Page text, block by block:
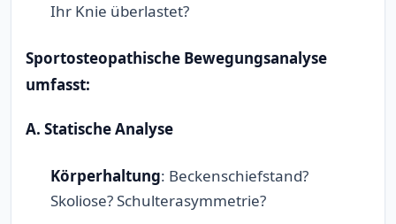
Ihr Knie überlastet?
Sportosteopathische Bewegungsanalyse
umfasst:
A. Statische Analyse
Körperhaltung: Beckenschiefstand?
Skoliose? Schulterasymmetrie?